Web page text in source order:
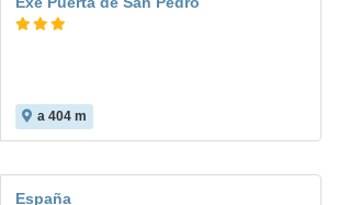
a 404 m
España